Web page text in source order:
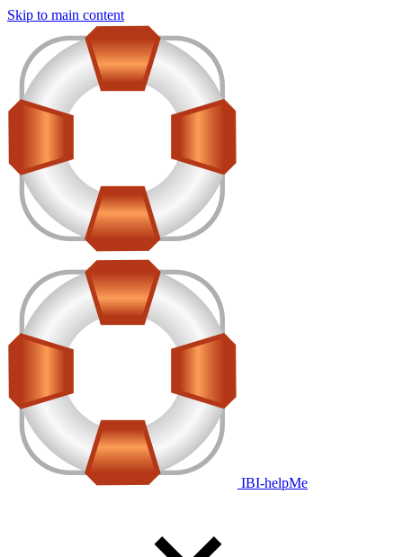
Skip to main content
IBI-helpMe